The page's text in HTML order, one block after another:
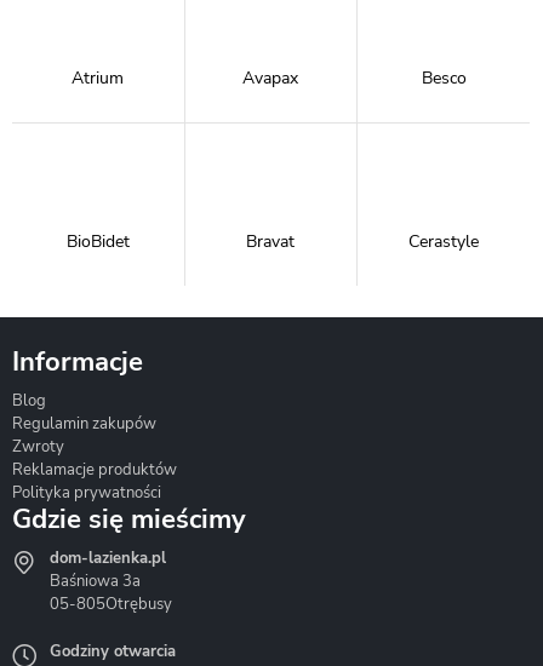
Atrium Avapax Besco
BioBidet Bravat Cerastyle
Hydrostop
Informacje
Blog
Regulamin zakupów
Zwroty
Reklamacje produktów
Polityka prywatności
Gdzie się mieścimy
dom-lazienka.pl
Baśniowa 3a
05-805Otrębusy
Godziny otwarcia